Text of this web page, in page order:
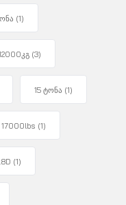
(1)
(3)
15 ტონა (1)
17000lbs (1)
(1)